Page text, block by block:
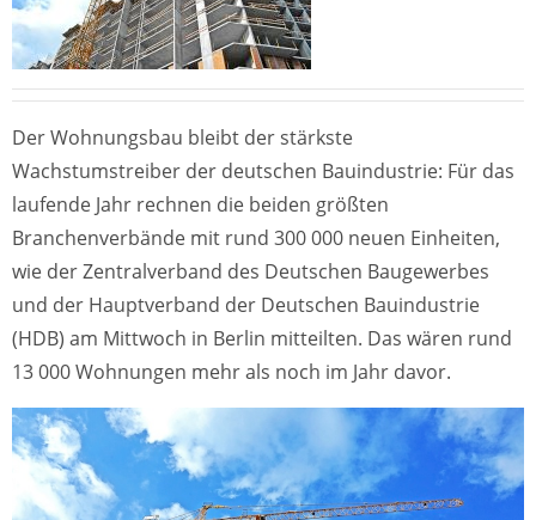
Der Wohnungsbau bleibt der stärkste
Wachstumstreiber der deutschen Bauindustrie: Für das
laufende Jahr rechnen die beiden größten
Branchenverbände mit rund 300 000 neuen Einheiten,
wie der Zentralverband des Deutschen Baugewerbes
und der Hauptverband der Deutschen Bauindustrie
(HDB) am Mittwoch in Berlin mitteilten. Das wären rund
13 000 Wohnungen mehr als noch im Jahr davor.